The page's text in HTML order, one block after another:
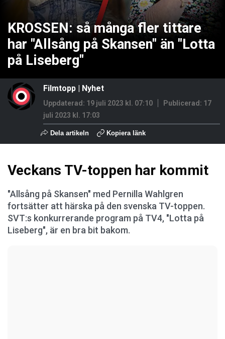
KROSSEN: så många fler tittare
har "Allsång på Skansen" än "Lotta
på Liseberg"
Filmtopp | Nyhet
Uppdaterad: 19 juli 2023 kl. 07:10 Publicerad: 17
juli 2023 kl. 17:03
Dela artikeln Kopiera länk
Veckans TV-toppen har kommit
"Allsång på Skansen" med Pernilla Wahlgren
fortsätter att härska på den svenska TV-toppen.
SVT:s konkurrerande program på TV4, "Lotta på
Liseberg", är en bra bit bakom.